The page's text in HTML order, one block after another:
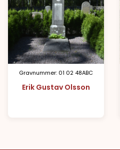
Gravnummer: 01 02 48ABC
Erik Gustav Olsson